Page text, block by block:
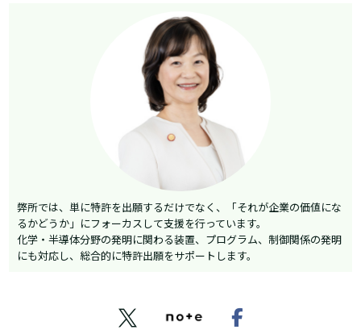
弊所では、単に特許を出願するだけでなく、「それが企業の価値にな
るかどうか」にフォーカスして支援を行っています。
化学・半導体分野の発明に関わる装置、プログラム、制御関係の発明
にも対応し、総合的に特許出願をサポートします。
 